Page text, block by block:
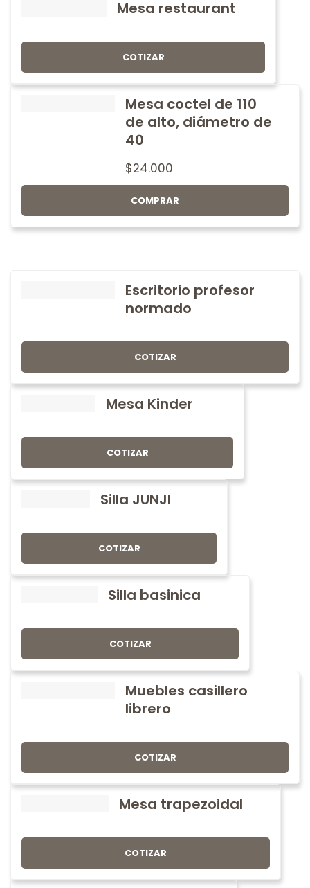
Mesa restaurant
COTIZAR
Mesa coctel de 110
de alto, diámetro de
40
$24.000
COMPRAR
Escritorio profesor
normado
COTIZAR
Mesa Kinder
COTIZAR
Silla JUNJI
COTIZAR
Silla basinica
COTIZAR
Muebles casillero
librero
COTIZAR
Mesa trapezoidal
COTIZAR